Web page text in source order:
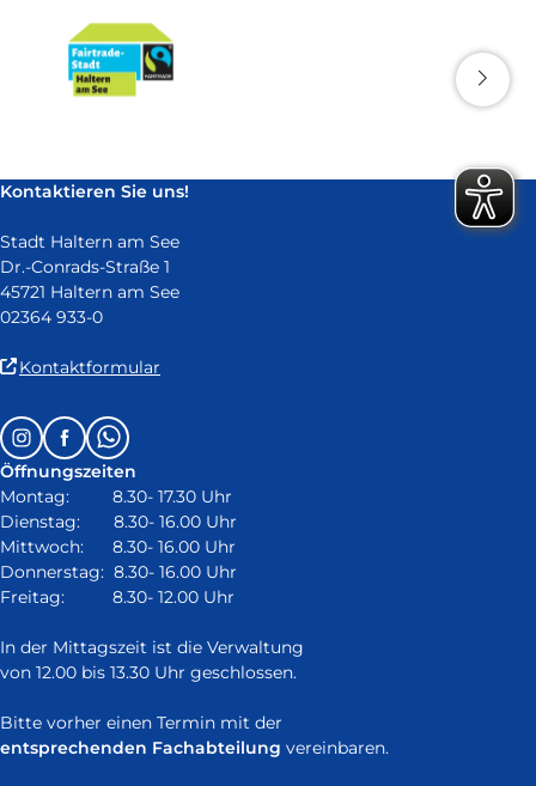
Kontaktieren Sie uns!
Stadt Haltern am See
Dr.-Conrads-Straße 1
45721 Haltern am See
02364 933-0
Kontaktformular
in
neuem
Fenster)
Follow
us
on:
InstagramFacebookWhatsapp
Öffnungszeiten
Montag: 8.30- 17.30 Uhr
Dienstag: 8.30- 16.00 Uhr
Mittwoch: 8.30- 16.00 Uhr
Donnerstag: 8.30- 16.00 Uhr
Freitag: 8.30- 12.00 Uhr
In der Mittagszeit ist die Verwaltung
von 12.00 bis 13.30 Uhr geschlossen.
Bitte vorher einen Termin mit der
entsprechenden Fachabteilung vereinbaren.